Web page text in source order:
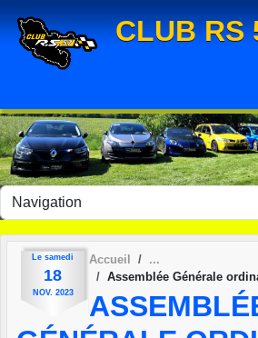
CLUB RS
Le samedi
18
NOV. 2023
Accueil
Assemblée Générale